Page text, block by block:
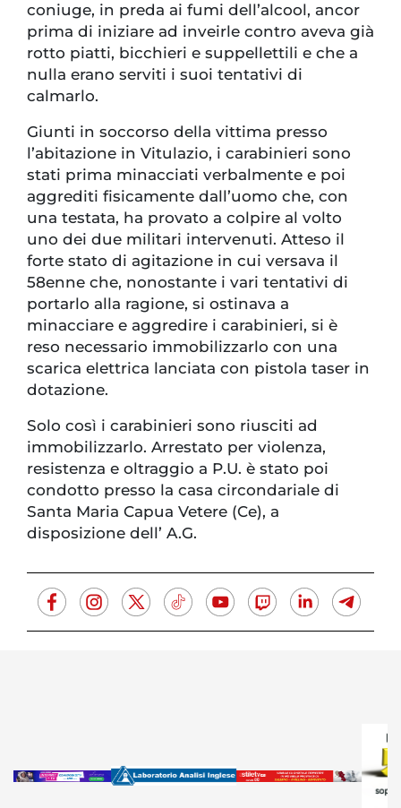
coniuge, in preda ai fumi dell’alcool, ancor
prima di iniziare ad inveirle contro aveva già
rotto piatti, bicchieri e suppellettili e che a
nulla erano serviti i suoi tentativi di
calmarlo.
Giunti in soccorso della vittima presso
l’abitazione in Vitulazio, i carabinieri sono
stati prima minacciati verbalmente e poi
aggrediti fisicamente dall’uomo che, con
una testata, ha provato a colpire al volto
uno dei due militari intervenuti. Atteso il
forte stato di agitazione in cui versava il
58enne che, nonostante i vari tentativi di
portarlo alla ragione, si ostinava a
minacciare e aggredire i carabinieri, si è
reso necessario immobilizzarlo con una
scarica elettrica lanciata con pistola taser in
dotazione.
Solo così i carabinieri sono riusciti ad
immobilizzarlo. Arrestato per violenza,
resistenza e oltraggio a P.U. è stato poi
condotto presso la casa circondariale di
Santa Maria Capua Vetere (Ce), a
disposizione dell’ A.G.